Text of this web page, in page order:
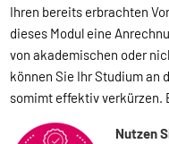
Ihren bereits erbrachten
dieses Modul eine
von akademischen oder
können Sie Ihr Studium an
somimt effektiv verkürzen.
Nutzen